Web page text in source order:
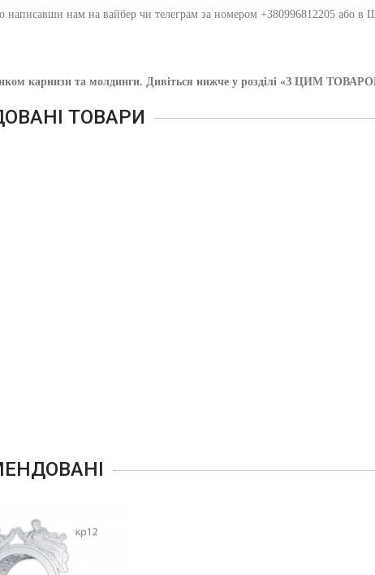
нам на вайбер чи телеграм за номером +380996812205 або в
карнизи та молдинги. Дивіться нижче у розділі «З ЦИМ
ТОВАРИ